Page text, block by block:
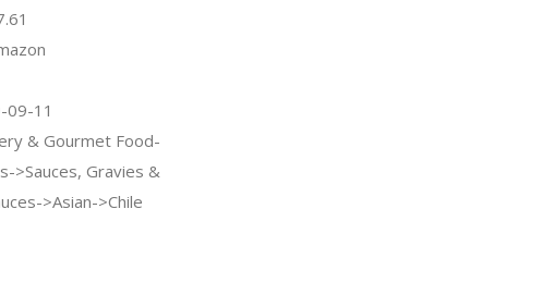
09-11
& Gourmet Food-
>Sauces, Gravies &
>Asian->Chile